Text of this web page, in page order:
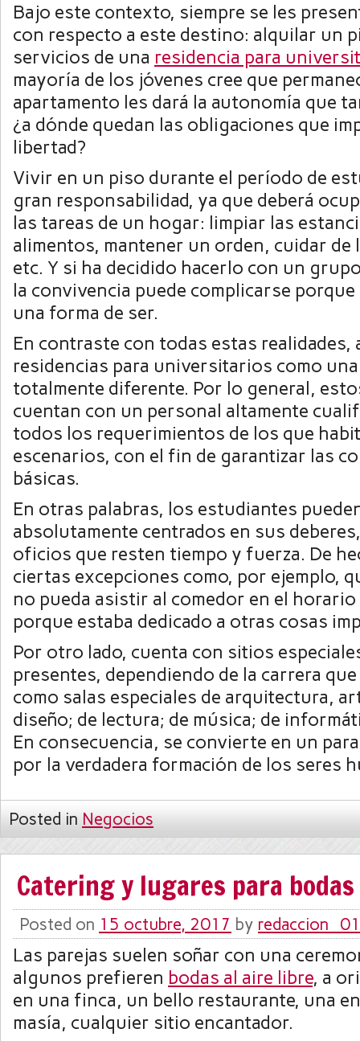
Bajo este contexto, siempre se les
con respecto a este destino: alquilar un
servicios de una residencia para
mayoría de los jóvenes cree que
apartamento les dará la autonomía que
¿a dónde quedan las obligaciones que
libertad?
Vivir en un piso durante el período de
gran responsabilidad, ya que deberá
las tareas de un hogar: limpiar las
alimentos, mantener un orden, cuidar de
etc. Y si ha decidido hacerlo con un
la convivencia puede complicarse
una forma de ser.
En contraste con todas estas realidades,
residencias para universitarios como
totalmente diferente. Por lo general,
cuentan con un personal altamente
todos los requerimientos de los que
escenarios, con el fin de garantizar las
básicas.
En otras palabras, los estudiantes
absolutamente centrados en sus
oficios que resten tiempo y fuerza. De
ciertas excepciones como, por ejemplo,
no pueda asistir al comedor en el
porque estaba dedicado a otras cosas
Por otro lado, cuenta con sitios
presentes, dependiendo de la carrera
como salas especiales de arquitectura,
diseño; de lectura; de música; de
En consecuencia, se convierte en un
por la verdadera formación de los seres
Posted in Negocios
Catering y lugares para
Posted on 15 octubre, 2017 by redaccion_01
Las parejas suelen soñar con una
algunos prefieren bodas al aire libre, a
en una finca, un bello restaurante, una
masía, cualquier sitio encantador.